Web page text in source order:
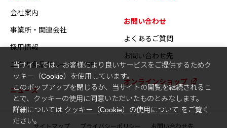
会社案内
事業所・関連会社
採用情報
ユウキ食品グループのCSR
ニュース
お問い合わせ
よくあるご質問
お問い合わせ先
オンラインショップ
サイトマップ プライバシーポリシー お問い合わせ先
当サイトでは、お客様により良いサービスをご提供するためク
ッキー（Cookie）を使用しています。
このポップアップを閉じるか、当サイトの閲覧を継続されるこ
とで、クッキーの使用に同意いただいたものとみなします。
詳細については クッキー（Cookie）の使用について をご覧く
ださい。